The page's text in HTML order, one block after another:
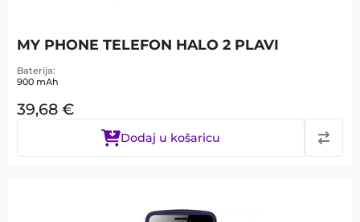
MY PHONE TELEFON HALO 2 PLAVI
Baterija
900 mAh
39,68 €
Dodaj u košaricu